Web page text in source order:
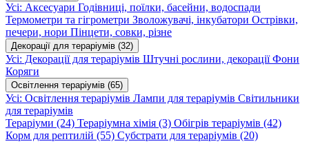
Усі: Аксесуари Годівниці, поїлки, басейни, водоспади
Термометри та гігрометри Зволожувачі, інкубатори Острівки,
печери, нори Пінцети, совки, різне
Декорації для тераріумів (32)
Усі: Декорації для тераріумів Штучні рослини, декораціїФони
Коряги
Освітлення тераріумів (65)
Усі: Освітлення тераріумів Лампи для тераріумів Світильники
для тераріумів
Тераріуми (24) Тераріумна хімія (3) Обігрів тераріумів (42)
Корм для рептилій (55) Субстрати для тераріумів (20)